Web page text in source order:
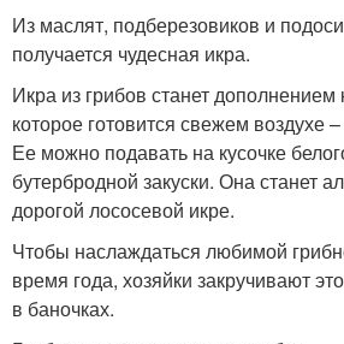
Из маслят, подберезовиков и
получается чудесная икра.
Икра из грибов станет дополнением
которое готовится свежем воздухе
Ее можно подавать на кусочке
бутербродной закуски. Она станет
дорогой лососевой икре.
Чтобы наслаждаться любимой
время года, хозяйки закручивают
в баночках.